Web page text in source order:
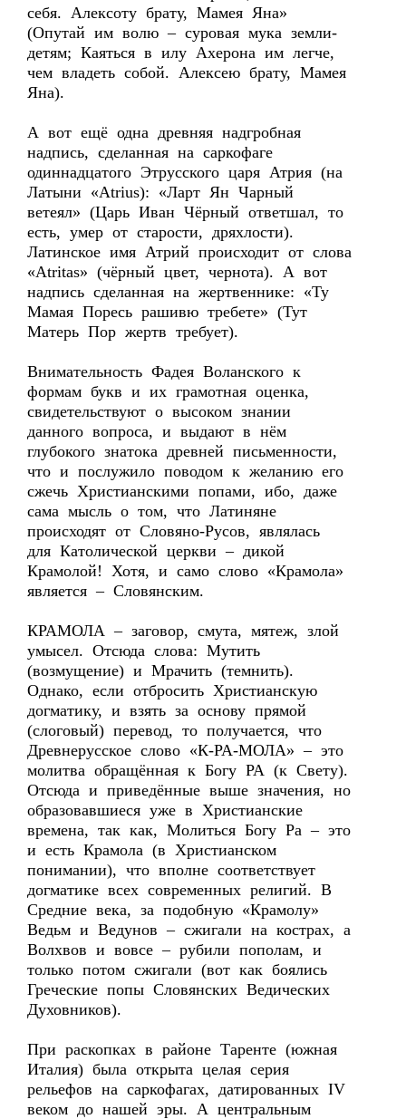
себя. Алексоту брату, Мамея Яна»
(Опутай им волю – суровая мука земли-
детям; Каяться в илу Ахерона им легче,
чем владеть собой. Алексею брату, Мамея
Яна).
А вот ещё одна древняя надгробная
надпись, сделанная на саркофаге
одиннадцатого Этрусского царя Атрия (на
Латыни «Atrius): «Ларт Ян Чарный
ветеял» (Царь Иван Чёрный ответшал, то
есть, умер от старости, дряхлости).
Латинское имя Атрий происходит от слова
«Atritas» (чёрный цвет, чернота). А вот
надпись сделанная на жертвеннике: «Ту
Мамая Поресь рашивю требете» (Тут
Матерь Пор жертв требует).
Внимательность Фадея Воланского к
формам букв и их грамотная оценка,
свидетельствуют о высоком знании
данного вопроса, и выдают в нём
глубокого знатока древней письменности,
что и послужило поводом к желанию его
сжечь Христианскими попами, ибо, даже
сама мысль о том, что Латиняне
происходят от Словяно-Русов, являлась
для Католической церкви – дикой
Крамолой! Хотя, и само слово «Крамола»
является – Словянским.
КРАМОЛА – заговор, смута, мятеж, злой
умысел. Отсюда слова: Мутить
(возмущение) и Мрачить (темнить).
Однако, если отбросить Христианскую
догматику, и взять за основу прямой
(слоговый) перевод, то получается, что
Древнерусское слово «К-РА-МОЛА» – это
молитва обращённая к Богу РА (к Свету).
Отсюда и приведённые выше значения, но
образовавшиеся уже в Христианские
времена, так как, Молиться Богу Ра – это
и есть Крамола (в Христианском
понимании), что вполне соответствует
догматике всех современных религий. В
Средние века, за подобную «Крамолу»
Ведьм и Ведунов – сжигали на кострах, а
Волхвов и вовсе – рубили пополам, и
только потом сжигали (вот как боялись
Греческие попы Словянских Ведических
Духовников).
При раскопках в районе Таренте (южная
Италия) была открыта целая серия
рельефов на саркофагах, датированных IV
веком до нашей эры. А центральным